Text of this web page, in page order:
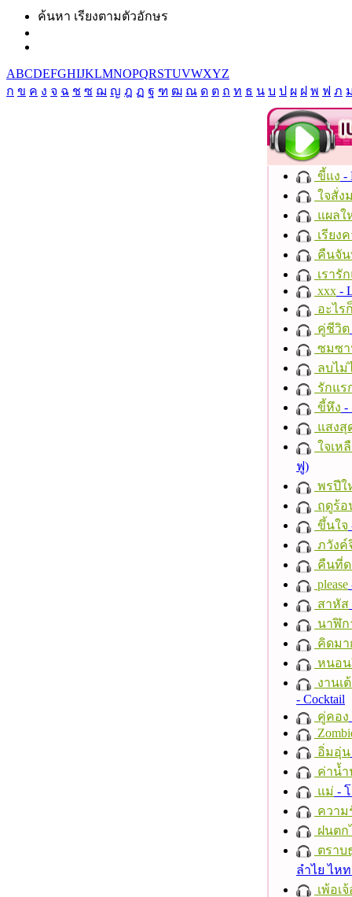
ค้นหา เรียงตามตัวอักษร
ABCDEFGHIJKLMNOPQRSTUVWXYZ
ก ข ค ง จ ฉ ช ซ ฌ ญ ฎ ฏ ฐ ฑ ฒ ณ ด ต ถ ท ธ น บ ป ผ ฝ พ ฟ ภ
ขี้แง -
ใจสั่ง
แผลใ
เรียง
คืนจั
เรารั
xxx -
อะไร
คู่ชีวิต
ซมซ
ลบไม่
รักแร
ขี้หึง -
แสงสุ
ใจเห
ฟู)
พรปีใ
ฤดูร้อ
ขึ้นใจ
ภวังค์
คืนที่ด
please
สาหัส
นาฬิก
คิดมา
หนอน
งานเ
- Cocktail
คู่คอง
อิ่มอุ่น
ค่าน้
แม่ -
ความ
ฝนตก
ตราบ
ลำไย ไห
เพ้อเ